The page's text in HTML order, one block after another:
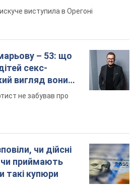
виступила в Орегоні
– 53: що
секс-
вигляд вони
не забував про
чи дійсні
приймають
такі купюри